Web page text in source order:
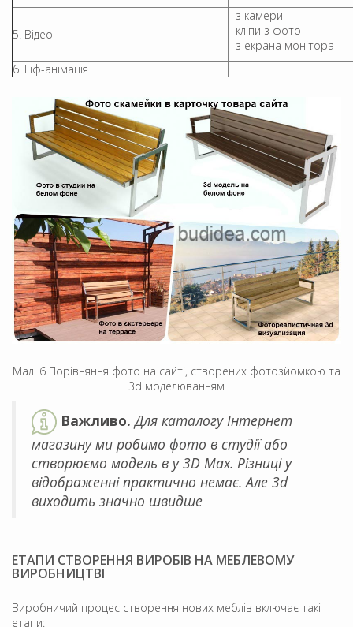
5. Відео
- з камери
- кліпи з фото
- з екрана монітора
6. Гіф-анімація
Мал. 6 Порівняння фото на сайті, створених фотозйомкою та
3d моделюванням
Важливо. Для каталогу Інтернет
магазину ми робимо фото в студії або
створюємо модель в у 3D Max. Різниці у
відображенні практично немає. Але 3d
виходить значно швидше
ЕТАПИ СТВОРЕННЯ ВИРОБІВ НА МЕБЛЕВОМУ
ВИРОБНИЦТВІ
Виробничий процес створення нових меблів включає такі
етапи: